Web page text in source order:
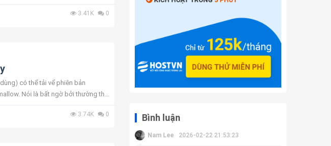
3.41K 0
có thể tải vể phiên bản
Nói là bất ngờ bởi thường thì
3.74K 0 Bình luận
Nam Lee 2026-02-22 21:53:23